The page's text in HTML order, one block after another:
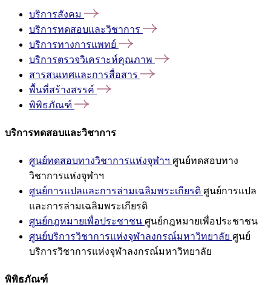
บริการสังคม
บริการทดสอบและวิชาการ
บริการทางการแพทย์
บริการตรวจวิเคราะห์คุณภาพ
สารสนเทศและการสื่อสาร
พื้นที่สร้างสรรค์
พิพิธภัณฑ์
บริการทดสอบและวิชาการ
ศูนย์ทดสอบทางวิชาการแห่งจุฬาฯ ศูนย์ทดสอบทาง
วิชาการแห่งจุฬาฯ
ศูนย์การแปลและการล่ามเฉลิมพระเกียรติ ศูนย์การแปล
และการล่ามเฉลิมพระเกียรติ
ศูนย์กฎหมายเพื่อประชาชน ศูนย์กฎหมายเพื่อประชาชน
ศูนย์บริการวิชาการแห่งจุฬาลงกรณ์มหาวิทยาลัย ศูนย์
บริการวิชาการแห่งจุฬาลงกรณ์มหาวิทยาลัย
พิพิธภัณฑ์